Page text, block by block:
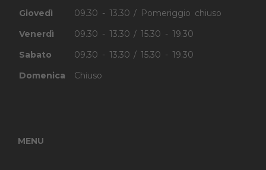
Giovedì
09.30 - 13.30 / Pomeriggio chiuso
Venerdì
09.30 - 13.30 / 15.30 - 19.30
Sabato
09.30 - 13.30 / 15.30 - 19.30
Domenica
Chiuso
MENU